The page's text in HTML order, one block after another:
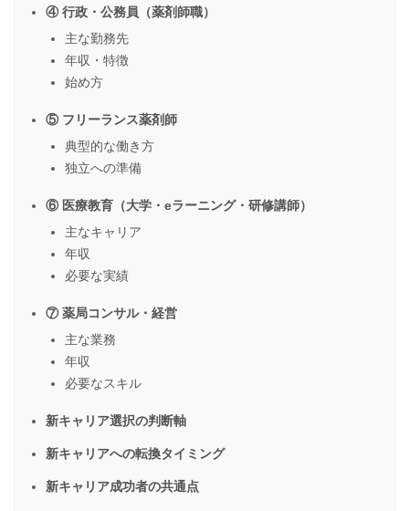
④ 行政・公務員（薬剤師職）
主な勤務先
年収・特徴
始め方
⑤ フリーランス薬剤師
典型的な働き方
独立への準備
⑥ 医療教育（大学・eラーニング・研修講師）
主なキャリア
年収
必要な実績
⑦ 薬局コンサル・経営
主な業務
年収
必要なスキル
新キャリア選択の判断軸
新キャリアへの転換タイミング
新キャリア成功者の共通点